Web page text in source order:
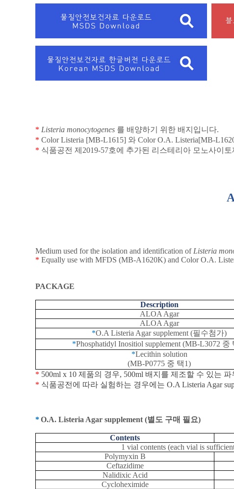
* Listeria monocytogenes 를 배양하기 위한 배지입니다.
* Color Listeria [MB-L1615] 와 Color O.A. Listeria[MB-
* 식품공전 제 2019-57호에 추가된 리스테리아 모노사이
Medium used for the isolation and identification of Listeria
* Equally use with MFDS (MB-A1620K) and Color O.A.
PACKAGE
Description
ALOA Agar
ALOA Agar
*O.A Listeria Agar supplement (필수첨가)
*Phosphatidyl Inositiol supplement (MB-L3072 중
*Lecithin solution
(MB-P0775 중 택1)
* 500ml x 10 제품의 경우, 500ml 배지를 제조할 수 있는 파
* 식품공전에 따라 실험하는 경우에는 O.A Listeria Agar
*O.A. Listeria Agar supplement (별도 구매 필요)
Contents
1 vial contents (each vial is
Polymyxin B
Ceftazidime
Nalidixic Acid
Cycloheximide